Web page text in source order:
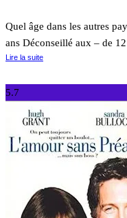
Quel âge dans les autres
ans Déconseillé aux – de
Lire la suite
5.7